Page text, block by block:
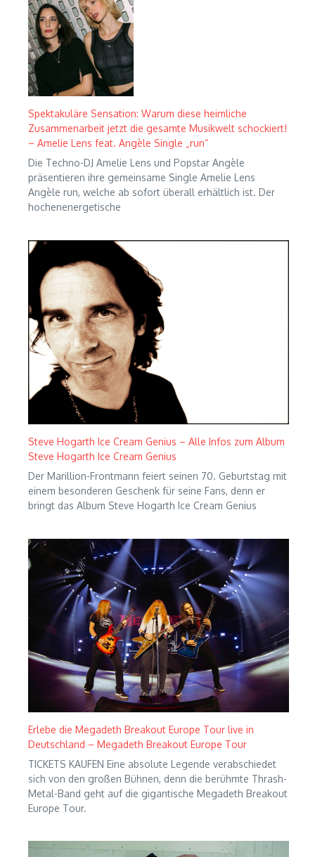
Spektakuläre Sensation: Warum diese heimliche
Zusammenarbeit jetzt die gesamte Musikwelt schockiert!
– Amelie Lens feat. Angèle Single „run“
Die Techno-DJ Amelie Lens und Popstar Angèle
präsentieren ihre gemeinsame Single Amelie Lens
Angèle run, welche ab sofort überall erhältlich ist. Der
hochenenergetische
Steve Hogarth Ice Cream Genius – Alle Infos zum Album
Steve Hogarth Ice Cream Genius
Der Marillion-Frontmann feiert seinen 70. Geburtstag mit
einem besonderen Geschenk für seine Fans, denn er
bringt das Album Steve Hogarth Ice Cream Genius
Erlebe die Megadeth Breakout Europe Tour live in
Deutschland – Megadeth Breakout Europe Tour
TICKETS KAUFEN Eine absolute Legende verabschiedet
sich von den großen Bühnen, denn die berühmte Thrash-
Metal-Band geht auf die gigantische Megadeth Breakout
Europe Tour.